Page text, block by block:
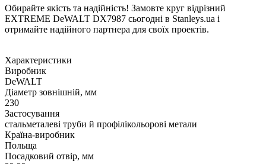
Обирайте якість та надійність! Замовте круг відрізний
EXTREME DeWALT DX7987 сьогодні в Stanleys.ua і
отримайте надійного партнера для своїх проектів.
Характеристики
Виробник
DeWALT
Діаметр зовнішній, мм
230
Застосування
стальметалеві труби й профілікольорові метали
Країна-виробник
Польща
Посадковий отвір, мм